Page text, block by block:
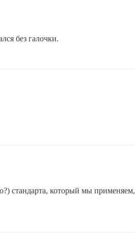
без галочки.
стандарта, который мы применяем,